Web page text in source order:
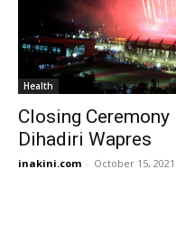
Health
Closing Ceremony
Dihadiri Wapres
inakini.com - October 15, 2021